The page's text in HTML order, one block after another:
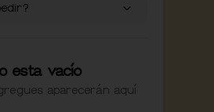
esta vacío
aparecerán aquí